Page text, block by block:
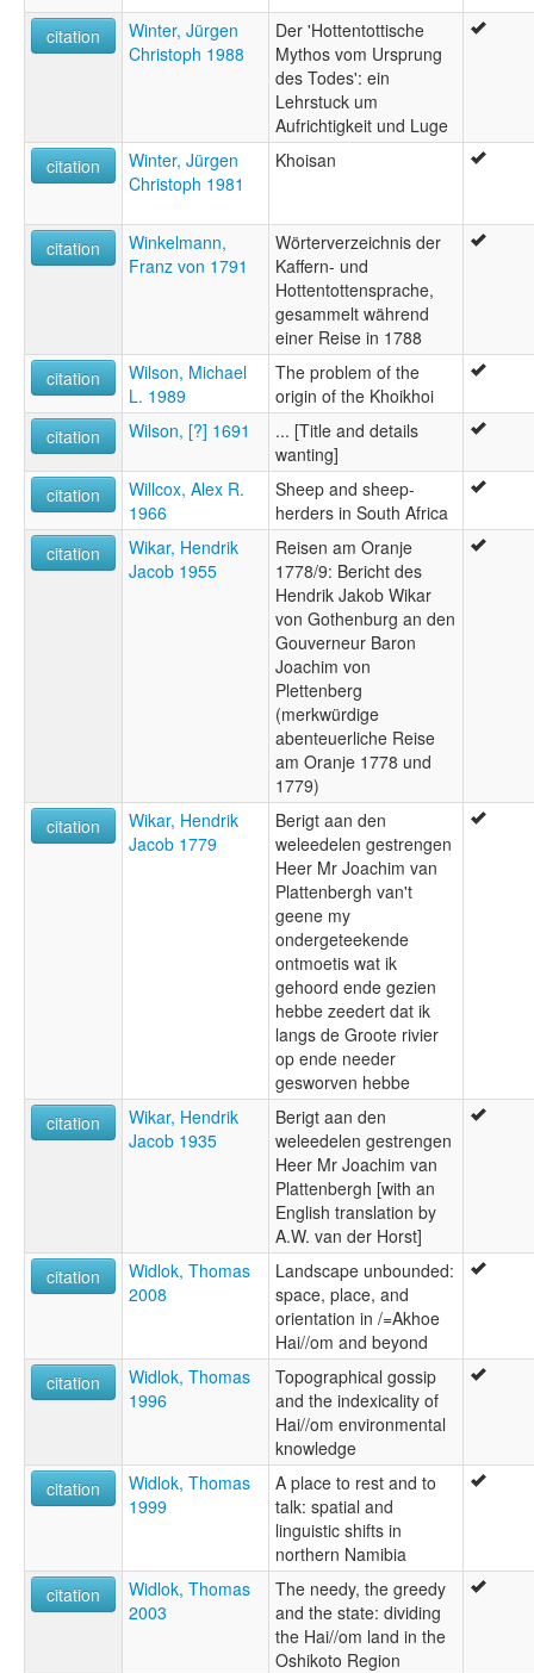
citation
Winter, Jürgen
Christoph 1988
Der 'Hottentottische
Mythos vom Ursprung
des Todes': ein
Lehrstuck um
Aufrichtigkeit und Luge
citation
Winter, Jürgen
Christoph 1981
Khoisan
citation
Winkelmann,
Franz von 1791
Wörterverzeichnis der
Kaffern- und
Hottentottensprache,
gesammelt während
einer Reise in 1788
citation
Wilson, Michael
L. 1989
The problem of the
origin of the Khoikhoi
citation
Wilson, [?] 1691
... [Title and details
wanting]
citation
Willcox, Alex R.
1966
Sheep and sheep-
herders in South Africa
citation
Wikar, Hendrik
Jacob 1955
Reisen am Oranje
1778/9: Bericht des
Hendrik Jakob Wikar
von Gothenburg an den
Gouverneur Baron
Joachim von
Plettenberg
(merkwürdige
abenteuerliche Reise
am Oranje 1778 und
1779)
citation
Wikar, Hendrik
Jacob 1779
Berigt aan den
weleedelen gestrengen
Heer Mr Joachim van
Plattenbergh van't
geene my
ondergeteekende
ontmoetis wat ik
gehoord ende gezien
hebbe zeedert dat ik
langs de Groote rivier
op ende needer
gesworven hebbe
citation
Wikar, Hendrik
Jacob 1935
Berigt aan den
weleedelen gestrengen
Heer Mr Joachim van
Plattenbergh [with an
English translation by
A.W. van der Horst]
citation
Widlok, Thomas
2008
Landscape unbounded:
space, place, and
orientation in /=Akhoe
Hai//om and beyond
citation
Widlok, Thomas
1996
Topographical gossip
and the indexicality of
Hai//om environmental
knowledge
citation
Widlok, Thomas
1999
A place to rest and to
talk: spatial and
linguistic shifts in
northern Namibia
citation
Widlok, Thomas
2003
The needy, the greedy
and the state: dividing
the Hai//om land in the
Oshikoto Region